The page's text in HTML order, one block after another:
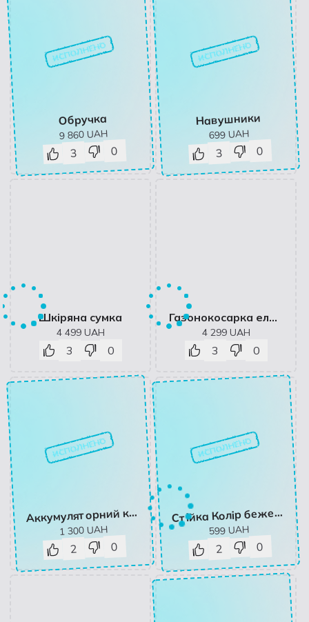
ИСПОЛНЕНО
Обручка
9 860 UAH
3 0
ИСПОЛНЕНО
Навушники
699 UAH
3 0
Шкіряна сумка
4 499 UAH
3 0
Газонокосарка електрична
4 299 UAH
3 0
ИСПОЛНЕНО
Аккумуляторний кущоріз
1 300 UAH
2 0
ИСПОЛНЕНО
Стійка Колір бежевий - SINSAY - 789BU-08X
599 UAH
2 0